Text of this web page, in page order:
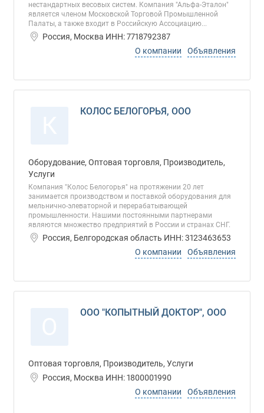
нестандартных весовых систем. Компания "Альфа-Эталон"
является членом Московской Торговой Промышленной
Палаты, а также входит в Российскую Ассоциацию...
Россия, Москва ИНН: 7718792387
О компании
Объявления
КОЛОС БЕЛОГОРЬЯ, ООО
Оборудование, Оптовая торговля, Производитель,
Услуги
Компания "Колос Белогорья" на протяжении 20 лет
занимается производством и поставкой оборудования для
мельнично-элеваторной и перерабатывающей
промышленности. Нашими постоянными партнерами
являются множество предприятий в России и странах СНГ.
Россия, Белгородская область ИНН: 3123463653
О компании
Объявления
ООО "КОПЫТНЫЙ ДОКТОР", ООО
Оптовая торговля, Производитель, Услуги
Россия, Москва ИНН: 1800001990
О компании
Объявления